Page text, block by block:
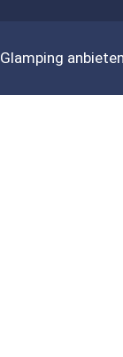
Glamping anbieten